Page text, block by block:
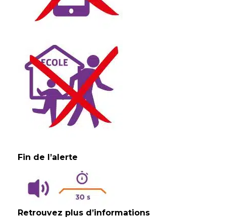
Fin de l’alerte
Retrouvez plus d’informations